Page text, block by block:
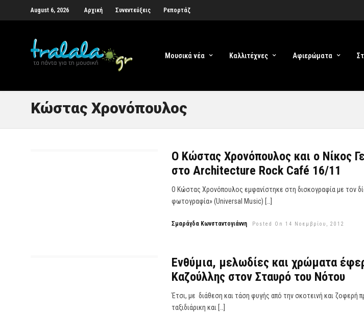
August 6, 2026 Αρχική Συνεντεύξεις Ρεπορτάζ
Μουσικά νέα Καλλιτέχνες Αφιερώματα
Κώστας Χρονόπουλος
O Κώστας Χρονόπουλος και ο Νίκος
στο Architecture Rock Café 16/11
Ο Κώστας Χρονόπουλος εμφανίστηκε στη δισκογραφία με τον
φωτογραφία» (Universal Music) […]
Σμαράγδα Κωνσταντογιάννη Posted On 14 Νοεμβρίου, 2012
Ενθύμια, μελωδίες και χρώματα
Καζούλλης στον Σταυρό του Νότου
Έτσι, με διάθεση και τάση φυγής από την σκοτεινή και ζοφερή
ταξιδιάρικη και […]